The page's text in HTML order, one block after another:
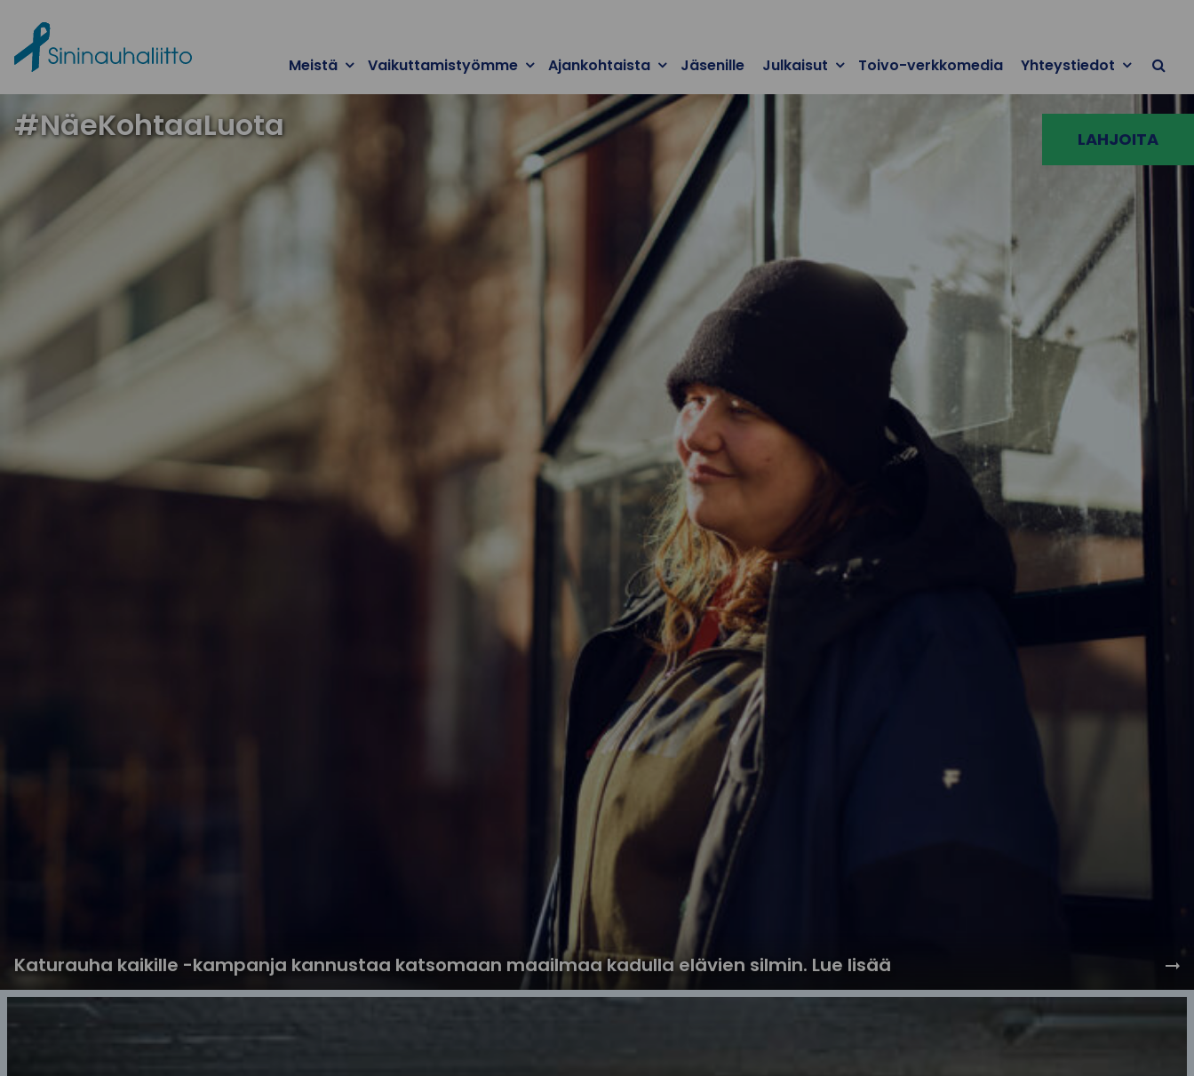
Meistä Vaikuttamistyömme Ajankohtaista Jäsenille Julkaisut Toivo-verkkomedia Yhteystiedot
LAHJOITA
#NäeKohtaaLuota
Katurauha kaikille -kampanja kannustaa katsomaan maailmaa kadulla elävien silmin. Lue lisää